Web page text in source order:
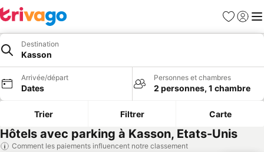
Favoris
Se
Destination
Kasson
Arrivée/départ
Dates
Personnes et chambres
2 personnes, 1 chambre
Trier Filtrer Carte
Hôtels avec parking à Kasson, Etats-Unis
Comment les paiements influencent notre classement